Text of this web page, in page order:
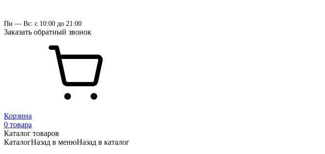
Пн — Вс: с 10:00 до 21:00
Заказать обратный звонок
Корзина
0 товара
Каталог товаров
КаталогНазад в менюНазад в каталог